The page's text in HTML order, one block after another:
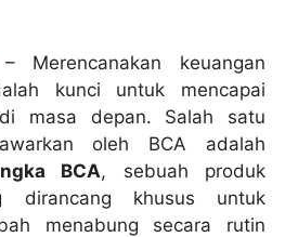
Merencanakan keuangan
kunci untuk mencapai
masa depan. Salah satu
oleh BCA adalah
BCA, sebuah produk
dirancang khusus untuk
menabung secara rutin